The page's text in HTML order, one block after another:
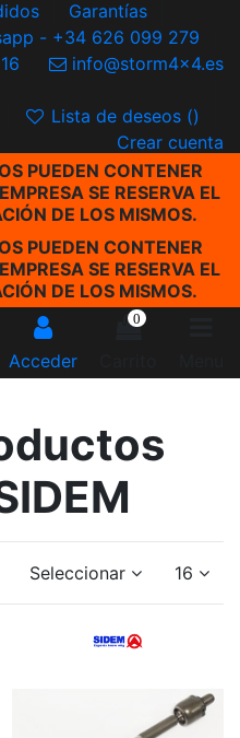
Garantías
- +34 626 099 279
info@storm4x4.es
Lista de deseos ()
Crear cuenta
PUEDEN CONTENER
SE RESERVA EL
DE LOS MISMOS.
PUEDEN CONTENER
SE RESERVA EL
DE LOS MISMOS.
Acceder
0
Seleccionar 16